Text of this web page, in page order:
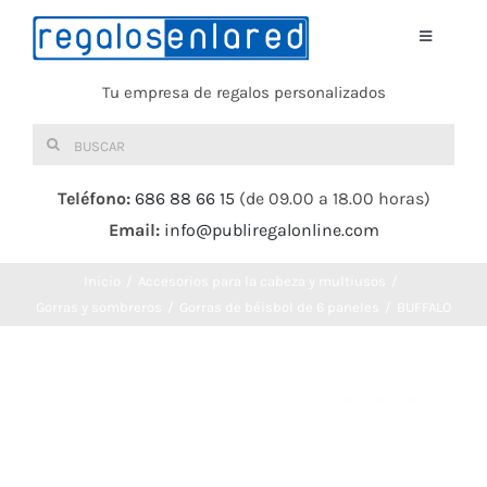
Saltar
Toggle
Tu empresa de regalos personalizados
Buscar:
Teléfono: 686 88 66 15 (de 09.00 a 18.00 horas)
Email: info@publiregalonline.com